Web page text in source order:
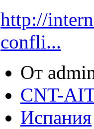
http://
confli...
От
CNT-
Испания